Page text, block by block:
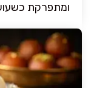
ומתפרקת